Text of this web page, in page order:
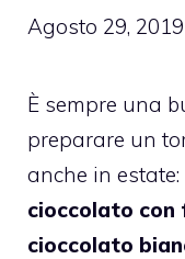
Agosto 29, 2019
È sempre una
preparare un
anche in
cioccolato con
cioccolato